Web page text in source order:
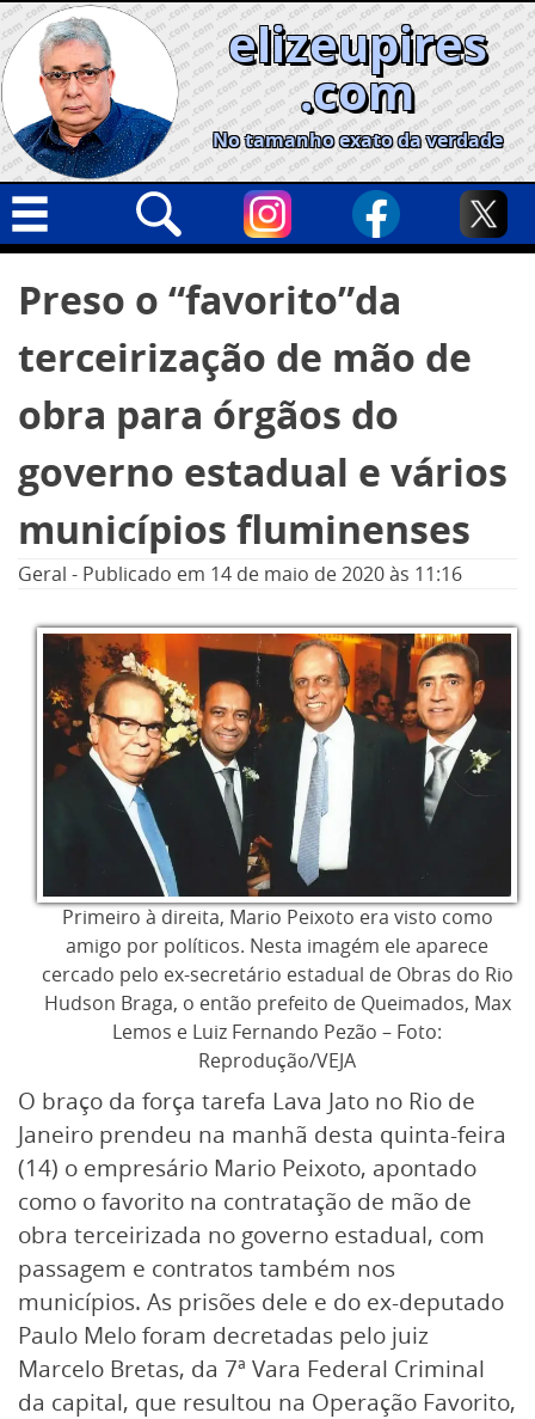
Skip
to
content
elizeupires
.com
No tamanho exato da verdade
Geral
Cidades
Política
Opinião
Informe especial
por:
Preso o “favorito”da
terceirização de mão de
obra para órgãos do
governo estadual e vários
municípios fluminenses
Geral - Publicado em 14 de maio de 2020às 11:16
Primeiro à direita, Mario Peixoto era visto como
amigo por políticos. Nesta imagém ele aparece
cercado pelo ex-secretário estadual de Obras do Rio
Hudson Braga, o então prefeito de Queimados, Max
Lemos e Luiz Fernando Pezão – Foto:
Reprodução/VEJA
O braço da força tarefa Lava Jato no Rio de
Janeiro prendeu na manhã desta quinta-feira
(14) o empresário Mario Peixoto, apontado
como o favorito na contratação de mão de
obra terceirizada no governo estadual, com
passagem e contratos também nos
municípios. As prisões dele e do ex-deputado
Paulo Melo foram decretadas pelo juiz
Marcelo Bretas, da 7ª Vara Federal Criminal
da capital, que resultou na Operação Favorito,